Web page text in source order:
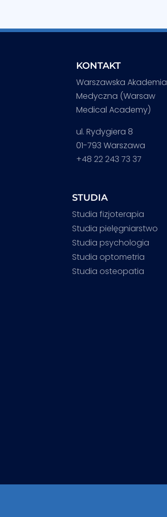
KONTAKT
Warszawska Akademia
Medyczna (Warsaw
Medical Academy)
ul. Rydygiera 8
01-793 Warszawa
+48 22 243 73 37
STUDIA
Studia fizjoterapia
Studia pielęgniarstwo
Studia psychologia
Studia optometria
Studia osteopatia